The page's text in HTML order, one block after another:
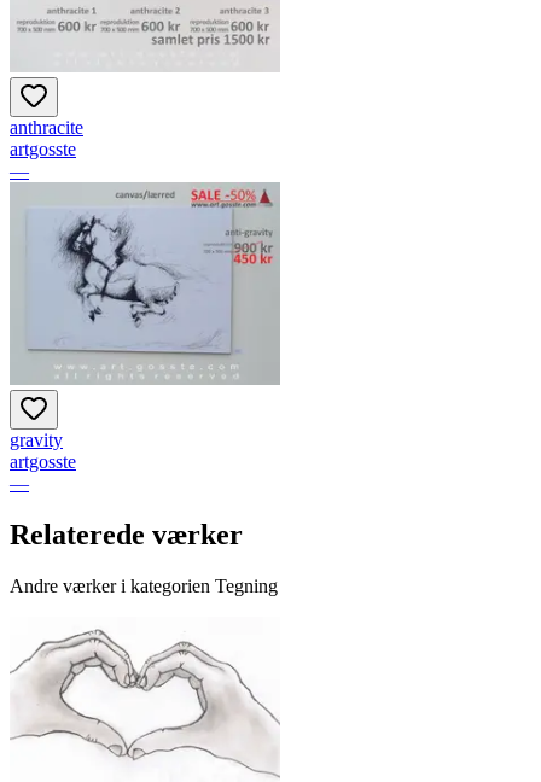
anthracite
artgosste
—
gravity
artgosste
—
Relaterede værker
Andre værker i kategorien Tegning